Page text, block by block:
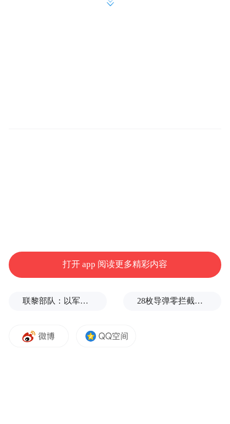
穆特–霍利关税法》，将美国平均关税税率提
高到20%左右。美国发起贸易战后，各国纷
元锐减到1932年的120亿美元，足足减少了
打开 app 阅读更多精彩内容
联黎部队：以军单日向黎发射113枚炮弹 28枚导弹零拦截！基辅防空失灵，西方靠不住了